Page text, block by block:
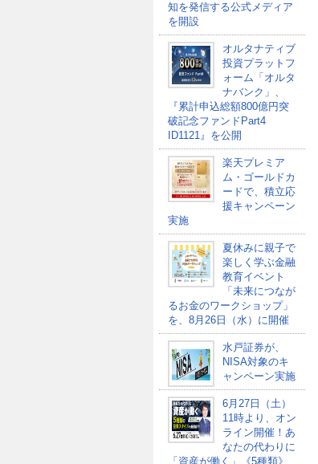
知を発信する公式メディア
を開設
オルタナティブ
投資プラットフ
ォーム「オルタ
ナバンク」、
『累計申込総額800億円突
破記念ファンドPart4
ID1121』を公開
楽天プレミア
ム・ゴールドカ
ードで、積立応
援キャンペーン
実施
夏休みに親子で
楽しく学ぶ金融
教育イベント
「未来につなが
るお金のワークショップ」
を、8月26日（水）に開催
水戸証券が、
NISA対象のキ
ャンペーン実施
6月27日（土）
11時より、オン
ライン開催！あ
なたの代わりに
「資産が働く」《5種類》